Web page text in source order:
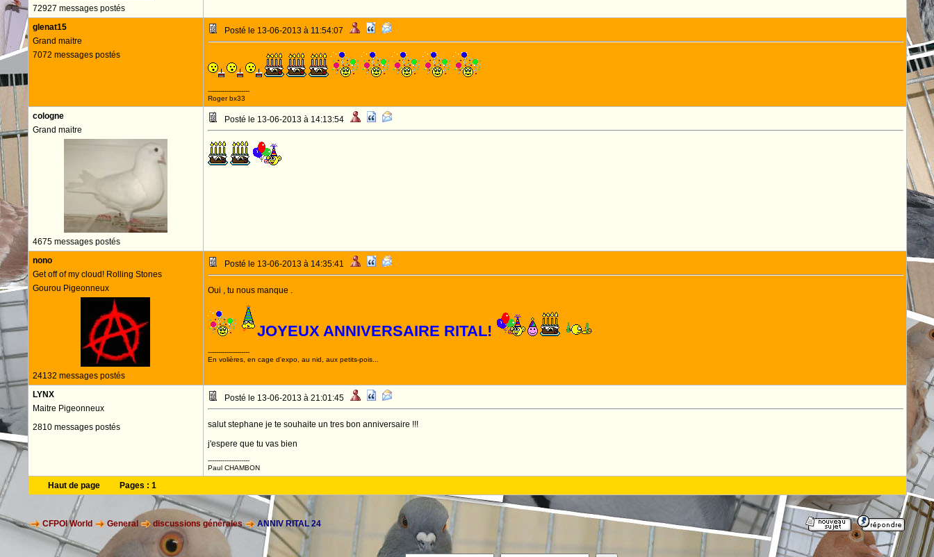
72927 messages postés
glenat15
Grand maitre
7072 messages postés
Posté le 13-06-2013 à 11:54:07
--------------------
Roger bx33
cologne
Grand maitre
4675 messages postés
Posté le 13-06-2013 à 14:13:54
nono
Get off of my cloud! Rolling Stones
Gourou Pigeonneux
24132 messages postés
Posté le 13-06-2013 à 14:35:41
Oui , tu nous manque .
JOYEUX ANNIVERSAIRE RITAL!
--------------------
En volières, en cage d'expo, au nid, aux petits-pois...
LYNX
Maitre Pigeonneux
2810 messages postés
Posté le 13-06-2013 à 21:01:45
salut stephane je te souhaite un tres bon anniversaire !!!
j'espere que tu vas bien
--------------------
Paul CHAMBON
Haut de page Pages : 1
CFPOI World General discussions générales ANNIV RITAL 24